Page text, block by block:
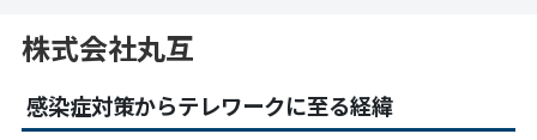
株式会社丸互
感染症対策からテレワークに至る経緯